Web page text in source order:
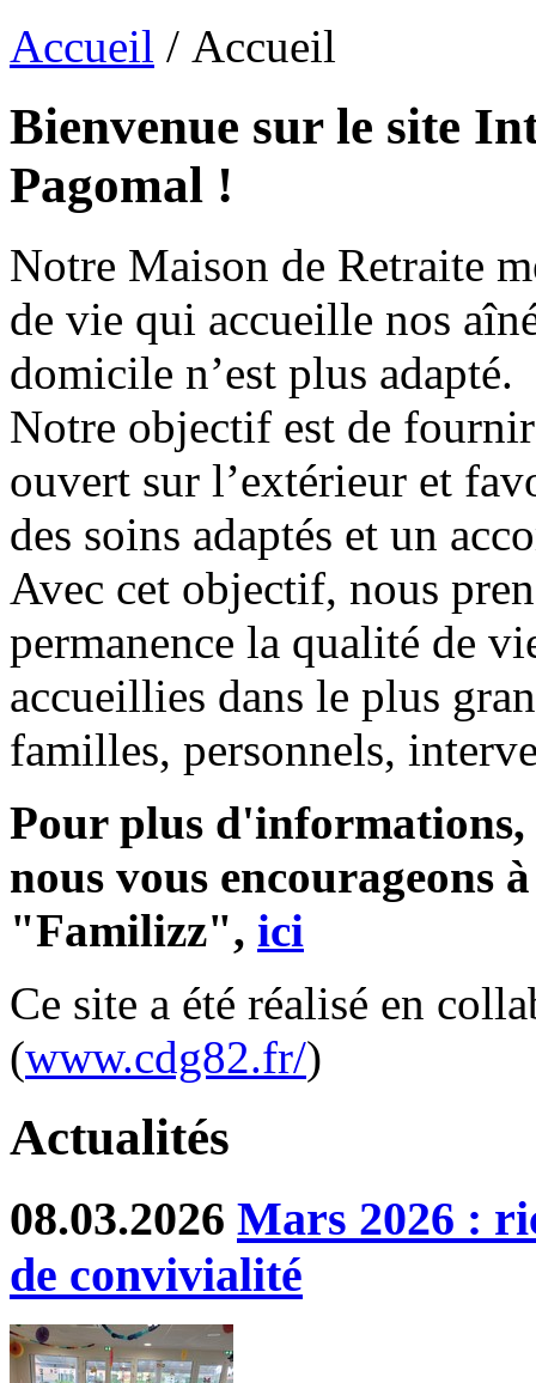
Accueil / Accueil
Bienvenue sur le site
Pagomal !
Notre Maison de Retraite
de vie qui accueille nos
domicile n’est plus adapté.
Notre objectif est de
ouvert sur l’extérieur et
des soins adaptés et un
Avec cet objectif, nous
permanence la qualité de
accueillies dans le plus
familles, personnels,
Pour plus d'informations,
nous vous encourageons
"Familizz", ici
Ce site a été réalisé en
(www.cdg82.fr/)
Actualités
08.03.2026 Mars 2026 :
de convivialité